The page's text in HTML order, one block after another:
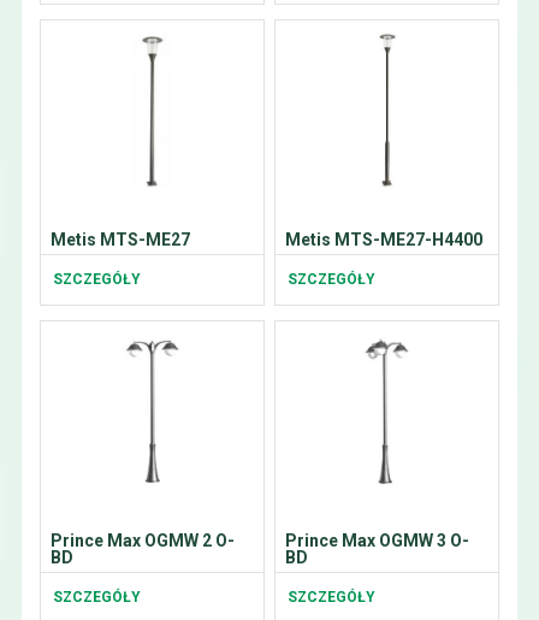
Metis MTS-ME27
SZCZEGÓŁY
Metis MTS-ME27-H4400
SZCZEGÓŁY
Prince Max OGMW 2 O-
BD
SZCZEGÓŁY
Prince Max OGMW 3 O-
BD
SZCZEGÓŁY